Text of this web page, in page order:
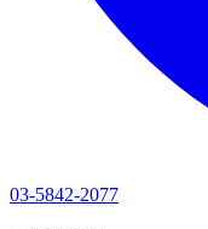
03-5842-2077